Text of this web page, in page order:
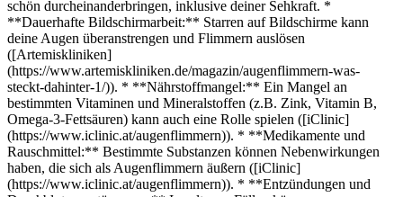
schön durcheinanderbringen, inklusive deiner Sehkraft. *
**Dauerhafte Bildschirmarbeit:** Starren auf Bildschirme kann
deine Augen überanstrengen und Flimmern auslösen
([Artemiskliniken]
(https://www.artemiskliniken.de/magazin/augenflimmern-was-
steckt-dahinter-1/)). * **Nährstoffmangel:** Ein Mangel an
bestimmten Vitaminen und Mineralstoffen (z.B. Zink, Vitamin B,
Omega-3-Fettsäuren) kann auch eine Rolle spielen ([iClinic]
(https://www.iclinic.at/augenflimmern)). * **Medikamente und
Rauschmittel:** Bestimmte Substanzen können Nebenwirkungen
haben, die sich als Augenflimmern äußern ([iClinic]
(https://www.iclinic.at/augenflimmern)). * **Entzündungen und